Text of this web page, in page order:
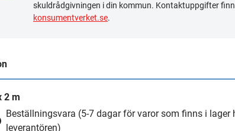
skuldrådgivningen i din kommun. Kontaktuppgifter
konsumentverket.se.
2 m
Beställningsvara (5-7 dagar för varor som finns i lager
leverantören)